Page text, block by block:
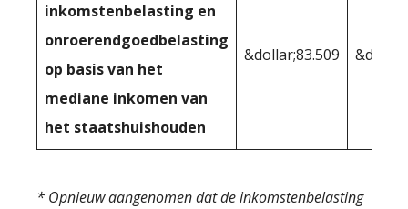
inkomstenbelasting en
onroerendgoedbelasting
op basis van het
mediane inkomen van
het staatshuishouden
&dollar;83.509
* Opnieuw aangenomen dat de inkomstenbelasting